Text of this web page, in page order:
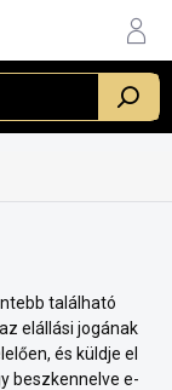
_
található
elállási jogának
és küldje el
beszkennelve e-